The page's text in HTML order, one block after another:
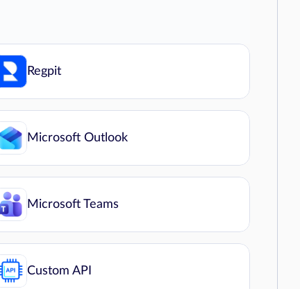
Regpit
Microsoft Outlook
Microsoft Teams
Custom API